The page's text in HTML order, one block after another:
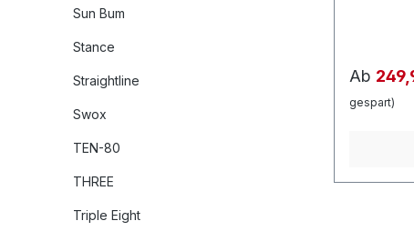
Sun Bum
Stance
Straightline
Swox
TEN-80
THREE
Triple Eight
zusätzlich
dein
Flex+ Pro
Ab
gespart)